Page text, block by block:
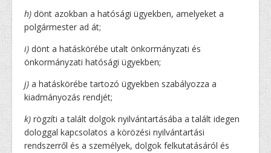
h) dönt azokban a hatósági ügyekben, amelyeket a
polgármester ad át;
i) dönt a hatáskörébe utalt önkormányzati és
önkormányzati hatósági ügyekben;
j) a hatáskörébe tartozó ügyekben szabályozza a
kiadmányozás rendjét;
k) rögzíti a talált dolgok nyilvántartásába a talált idegen
dologgal kapcsolatos a körözési nyilvántartási
rendszerről és a személyek, dolgok felkutatásáról és